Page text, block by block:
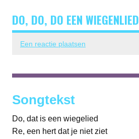
DO, DO, DO EEN WIEGENLIED
Een reactie plaatsen
Songtekst
Do, dat is een wiegelied
Re, een hert dat je niet ziet